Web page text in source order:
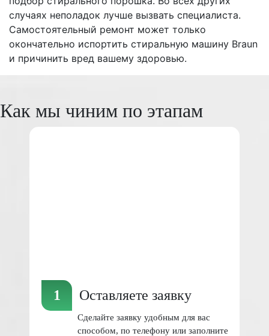
случаях неполадок лучше вызвать специалиста.
Самостоятельный ремонт может только
окончательно испортить стиральную машину Braun
и причинить вред вашему здоровью.
Как мы чиним по этапам
Оставляете заявку
Сделайте заявку удобным для вас
способом, по телефону или заполните